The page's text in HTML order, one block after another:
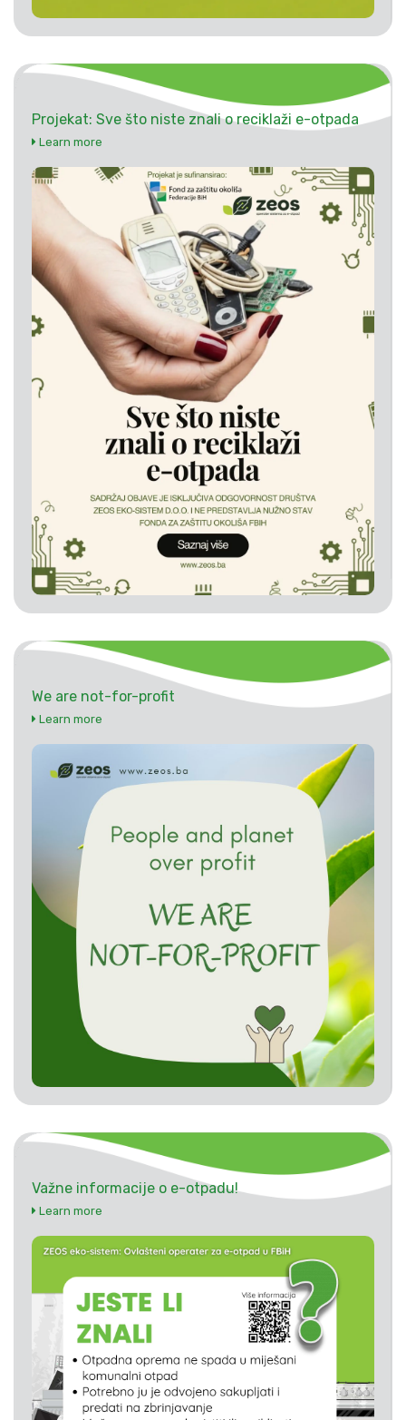
Projekat: Sve što niste znali o reciklaži e-otpada
Learn more
We are not-for-profit
Learn more
Važne informacije o e-otpadu!
Learn more